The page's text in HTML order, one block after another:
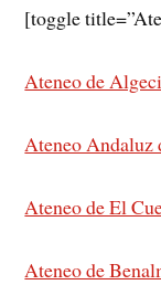
[toggle
Ateneo de
Ateneo Andaluz
Ateneo de El
Ateneo de